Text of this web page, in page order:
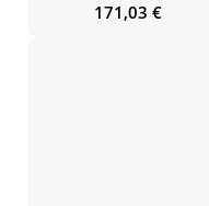
171,03 €